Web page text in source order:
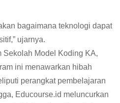
bagaimana teknologi dapat
ujarnya.
Sekolah Model Koding KA,
ini menawarkan hibah
perangkat pembelajaran
Educourse.id meluncurkan